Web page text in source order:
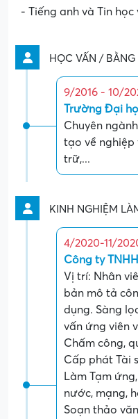
- Tiếng anh và Tin học
HỌC VẤN / BẰNG
9/2016 - 10/
Trường Đại
Chuyên
tạo về nghiệp
trữ,...
KINH NGHIỆM
4/2020-11/
Công ty
Vị trí: Nhân
bản mô tả
dụng. Sàng
vấn ứng viên
Chấm công,
Cấp phát Tài
Làm Tạm
nước, mạng,
Soạn thảo